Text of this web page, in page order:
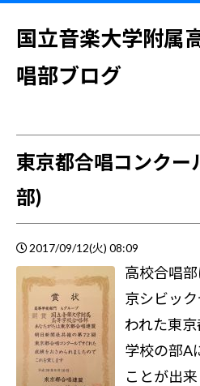
国立音楽大学附属
唱部ブログ
東京都合唱コンクー
部)
2017/09/12(火) 08:09
高校合唱
京シビッ
われた東
学校の部A
ことが出来